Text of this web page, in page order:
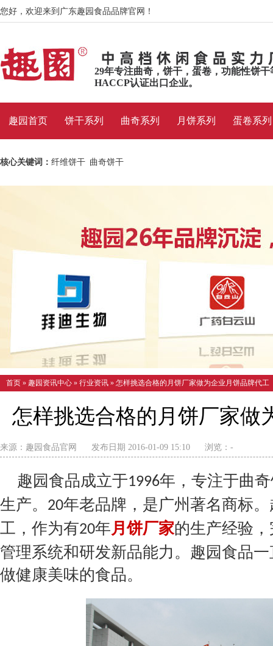
您好，欢迎来到广东趣园食品品牌官网！
29年专注曲奇，饼干，蛋卷，功能性饼
HACCP认证出口企业。
趣园首页 饼干系列 曲奇系列 月饼系列 蛋卷系列
曲奇系列
核心关键词： 纤维饼干 曲奇饼干
首页 » 趣园资讯中心 » 行业资讯 » 怎样挑选合格的月饼厂家做为企业月饼品牌代工
怎样挑选合格的月饼厂家做
来源： 趣园食品官网 发布日期 2016-01-09 15:10 浏览： -
趣园食品成立于1996年，专注于曲
生产。 20年老品牌，是广州著名商标
工，作为有20年月饼厂家的生产经验
管理系统和研发新品能力。趣园食品
做健康美味的食品。